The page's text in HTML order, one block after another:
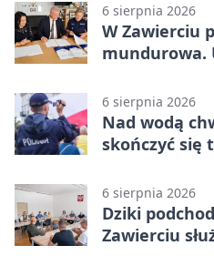
6 sierpnia 2026
W Zawierciu
mundurowa.
6 sierpnia 2026
Nad wodą
skończyć się
6 sierpnia 2026
Dziki
Zawierciu